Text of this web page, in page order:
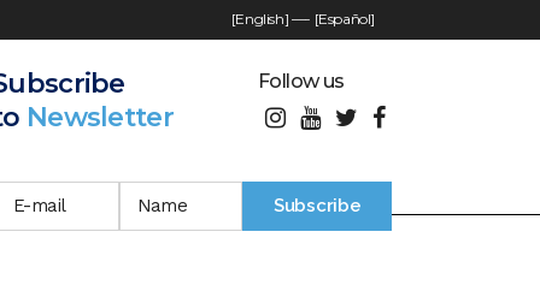
[English] —- [Español]
Newsletter
Follow us